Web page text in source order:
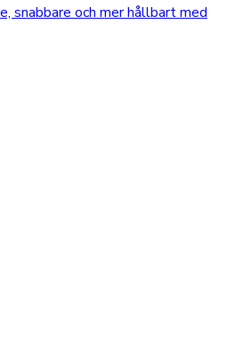
snabbare och mer hållbart med